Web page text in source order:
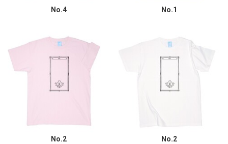
No.4 No.1
No.2 No.2